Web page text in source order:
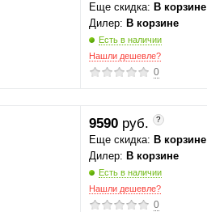
Еще скидка: В корзине
Дилер: В корзине
Есть в наличии
Нашли дешевле?
0
9590 руб. ?
Еще скидка: В корзине
Дилер: В корзине
Есть в наличии
Нашли дешевле?
0